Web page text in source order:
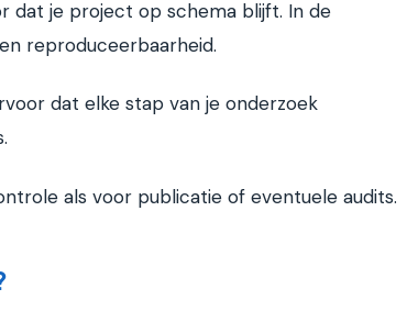
dat je project op schema blijft. In de
reproduceerbaarheid.
dat elke stap van je onderzoek
als voor publicatie of eventuele audits.